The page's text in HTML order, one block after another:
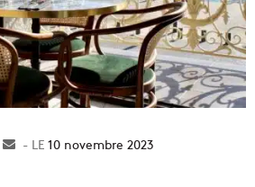
Envoyer10 novembre 2023